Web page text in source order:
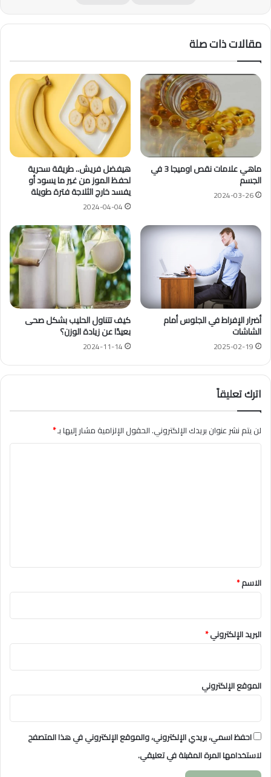
مقالات ذات صلة
ماهي علامات نقص اوميجا 3 في
الجسم
2024-03-26
هيفضل فريش.. طريقة سحرية
لحفظ الموز من غير ما يسود أو
يفسد خارج الثلاجة فترة طويلة
2024-04-04
أضرار الإفراط في الجلوس أمام
الشاشات
2025-02-19
كيف تتناول الحليب بشكل صحى
بعيدًا عن زيادة الوزن؟
2024-11-14
اترك تعليقاً
لن يتم نشر عنوان بريدك الإلكتروني.الحقول الإلزامية مشار إليها بـ*
*
الاسم*
البريد الإلكتروني*
الموقع الإلكتروني
احفظ اسمي، بريدي الإلكتروني، والموقع الإلكتروني في هذا المتصفح
لاستخدامها المرة المقبلة في تعليقي.